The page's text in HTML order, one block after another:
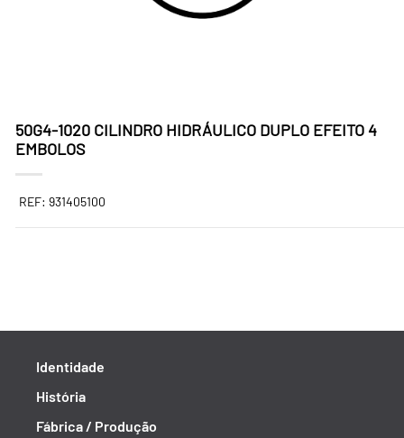
50G4-1020 CILINDRO HIDRÁULICO DUPLO EFEITO 4
EMBOLOS
REF: 931405100
Identidade
História
Fábrica / Produção